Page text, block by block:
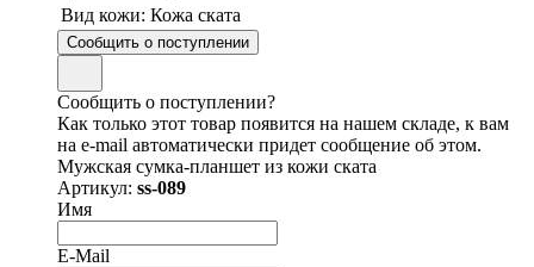
Вид кожи: Кожа ската
Сообщить о поступлении
Сообщить о поступлении?
Как только этот товар появится на нашем складе, к вам
на e-mail автоматически придет сообщение об этом.
Мужская сумка-планшет из кожи ската
Артикул: ss-089
Имя
E-Mail